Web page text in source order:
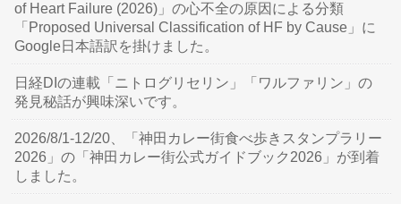
of Heart Failure (2026)」の心不全の原因による分類
「Proposed Universal Classification of HF by Cause」に
Google日本語訳を掛けました。
日経DIの連載「ニトログリセリン」「ワルファリン」の
発見秘話が興味深いです。
2026/8/1-12/20、「神田カレー街食べ歩きスタンプラリー
2026」の「神田カレー街公式ガイドブック2026」が到着
しました。